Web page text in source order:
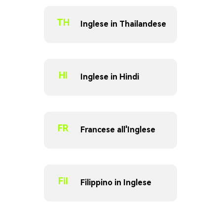
TH Inglese in Thailandese
HI Inglese in Hindi
FR Francese all'Inglese
Fil Filippino in Inglese